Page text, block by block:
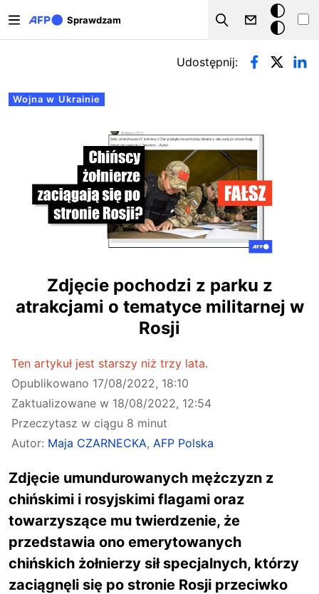
Sprawdzam
Szukaj
Tryb
ciemny
Zakładki podstawowe
Wojna w Ukrainie
Udostępnij:
Zdjęcie pochodzi z parku z
atrakcjami o tematyce militarnej w
Rosji
Ten artykuł jest starszy niż trzy lata.
Opublikowano 17/08/2022, 18:10
Zaktualizowane w 18/08/2022, 12:54
Przeczytasz w ciągu 8 minut
Autor: Maja CZARNECKA, AFP Polska
Zdjęcie umundurowanych mężczyzn z
chińskimi i rosyjskimi flagami oraz
towarzyszące mu twierdzenie, że
przedstawia ono emerytowanych
chińskich żołnierzy sił specjalnych, którzy
zaciągnęli się po stronie Rosji przeciwko